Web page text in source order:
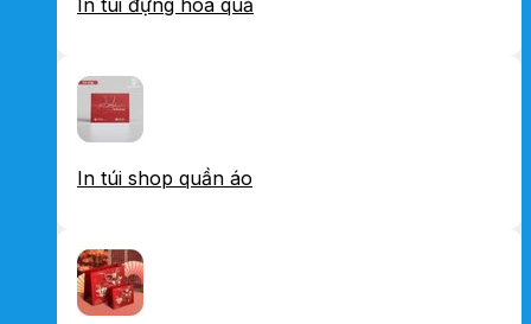
In túi đựng hoa quả
In túi shop quần áo